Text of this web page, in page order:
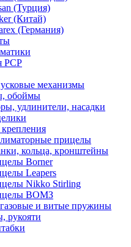
(Турция)
(Китай)
(Германия)
PCP
механизмы
обоймы
удлинители, насадки
прицелы
кольца, кронштейны
Borner
Leapers
Nikko Stirling
ВОМЗ
и витые пружины
рукояти